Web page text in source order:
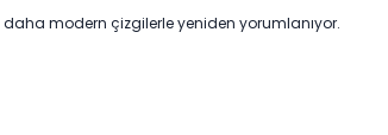
daha modern çizgilerle yeniden yorumlanıyor.